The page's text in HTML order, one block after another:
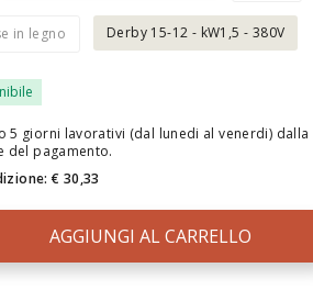
in legno Derby 15-12 - kW1,5 - 380V
5 giorni lavorativi (dal lunedi al venerdi) dalla
del pagamento.
€ 30,33
AGGIUNGI AL CARRELLO